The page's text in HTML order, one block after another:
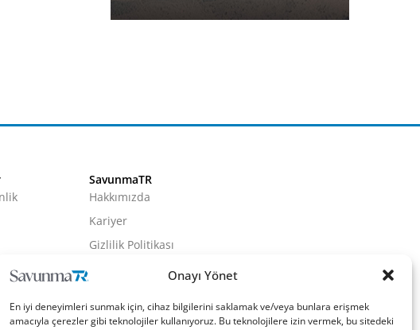
Onayı Yönet
En iyi deneyimleri sunmak için, cihaz bilgilerini saklamak ve/veya bunlara erişmek
amacıyla çerezler gibi teknolojiler kullanıyoruz. Bu teknolojilere izin vermek, bu sitedeki
SavunmaTR
Hakkımızda
Kariyer
Gizlilik Politikası